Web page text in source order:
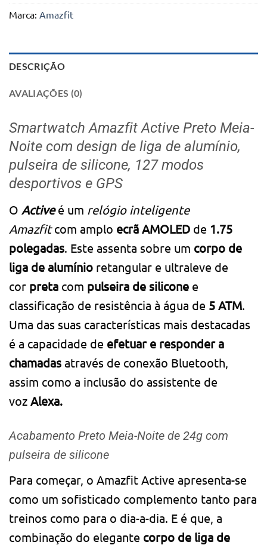
Marca: Amazfit
DESCRIÇÃO
AVALIAÇÕES (0)
Smartwatch Amazfit Active Preto Meia-
Noite com design de liga de alumínio,
pulseira de silicone, 127 modos
desportivos e GPS
O Activeé um relógio inteligente
Amazfitcom amplo ecrã AMOLED de 1.75
polegadas. Este assenta sobre um corpo de
liga de alumínio retangular e ultraleve de
cor preta com pulseira de silicone e
classificação de resistência à água de 5 ATM.
Uma das suas características mais destacadas
é a capacidade de efetuar e responder a
chamadas através de conexão Bluetooth,
assim como a inclusão do assistente de
voz Alexa.
Acabamento Preto Meia-Noite de 24g com
pulseira de silicone
Para começar, o Amazfit Active apresenta-se
como um sofisticado complemento tanto para
treinos como para o dia-a-dia. E é que, a
combinação do elegante corpo de liga de